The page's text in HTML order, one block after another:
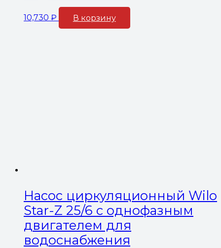
10,730 ₽ В корзину
Насос циркуляционный Wilo
Star-Z 25/6 с однофазным
двигателем для
водоснабжения